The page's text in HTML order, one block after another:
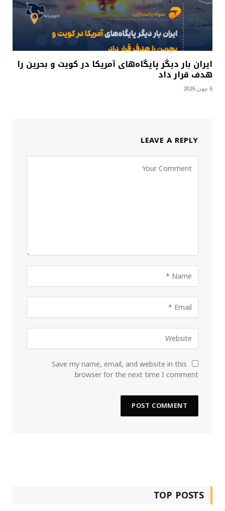
ایران بار دیگر پایگاه‌های آمریکا در کویت و بحرین را
هدف قرار داد
6 جون 2026
LEAVE A REPLY
Save my name, email, and website in this
browser for the next time I comment.
TOP POSTS